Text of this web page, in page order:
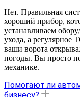
Нет. Правильная
хороший прибор,
устанавливаем
ухода, а регулярное
ваши ворота
погоды. Вы просто
механике.
Помогают ли